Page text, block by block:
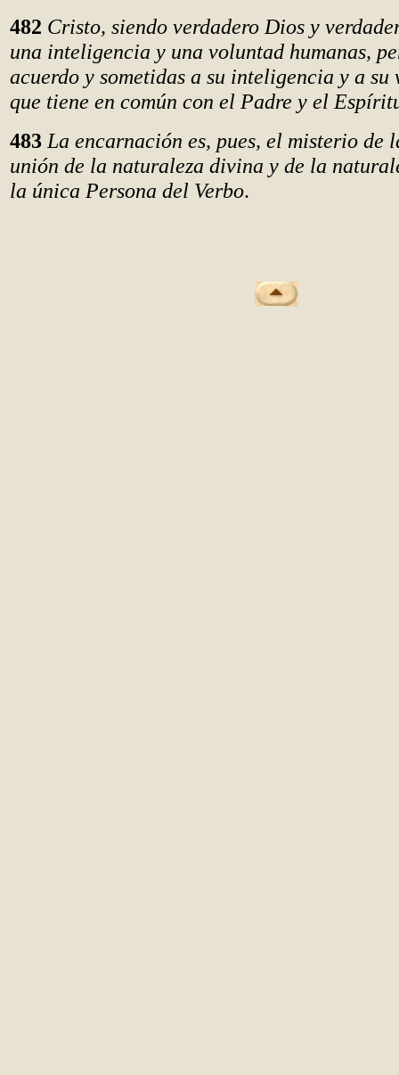
482 Cristo, siendo verdadero Dios y
una inteligencia y una voluntad humanas,
acuerdo y sometidas a su inteligencia y a
que tiene en común con el Padre y el
483 La encarnación es, pues, el misterio de
unión de la naturaleza divina y de la
la única Persona del Verbo.